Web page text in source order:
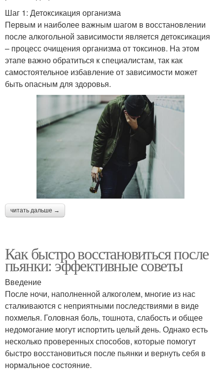
Шаг 1: Детоксикация организма
Первым и наиболее важным шагом в восстановлении
после алкогольной зависимости является детоксикация
– процесс очищения организма от токсинов. На этом
этапе важно обратиться к специалистам, так как
самостоятельное избавление от зависимости может
быть опасным для здоровья.
читать дальше →
Как быстро восстановиться после
пьянки: эффективные советы
Введение
После ночи, наполненной алкоголем, многие из нас
сталкиваются с неприятными последствиями в виде
похмелья. Головная боль, тошнота, слабость и общее
недомогание могут испортить целый день. Однако есть
несколько проверенных способов, которые помогут
быстро восстановиться после пьянки и вернуть себя в
нормальное состояние.